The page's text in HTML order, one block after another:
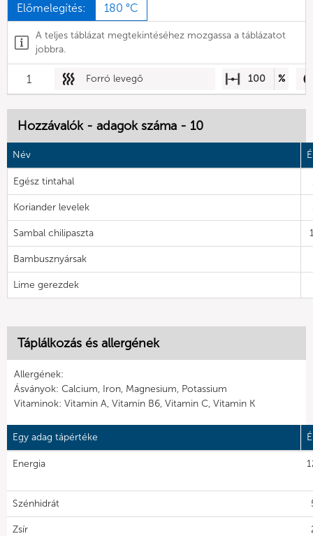
Előmelegítés: 180 °C
A teljes táblázat megtekintéséhez mozgassa a táblázatot
jobbra.
1 Forró levegő 100 %
Hozzávalók - adagok száma - 10
Név
Egész tintahal
Koriander levelek
Sambal chilipaszta
Bambusznyársak
Lime gerezdek
Táplálkozás és allergének
Allergének:
Ásványok: Calcium, Iron, Magnesium, Potassium
Vitaminok: Vitamin A, Vitamin B6, Vitamin C, Vitamin K
Egy adag tápértéke
Energia
Szénhidrát
Zsír